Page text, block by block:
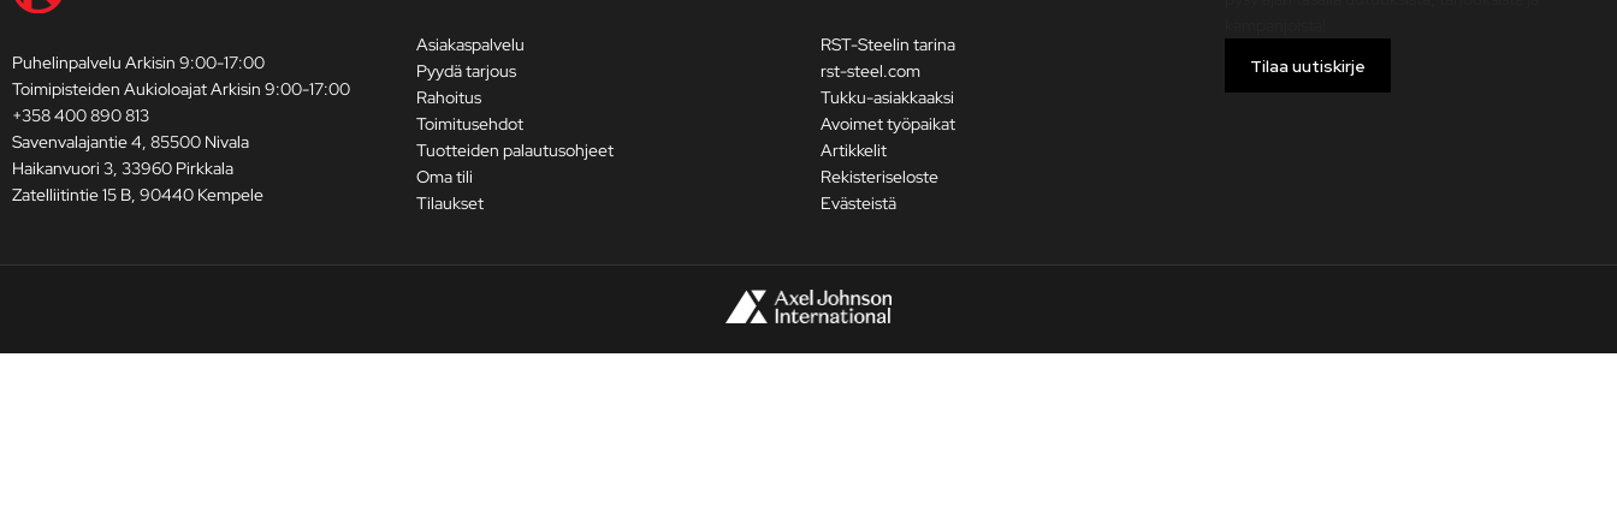
Puhelinpalvelu Arkisin 9:00-17:00
Toimipisteiden Aukioloajat Arkisin 9:00-17:00
+358 400 890 813
Savenvalajantie 4, 85500 Nivala
Haikanvuori 3, 33960 Pirkkala
Zatelliitintie 15 B, 90440 Kempele
Asiakaspalvelu
Pyydä tarjous
Rahoitus
Toimitusehdot
Tuotteiden palautusohjeet
Oma tili
Tilaukset
RST-Steelin tarina
rst-steel.com
Tukku-asiakkaaksi
Avoimet työpaikat
Artikkelit
Rekisteriseloste
Evästeistä
Tilaa uutiskirje